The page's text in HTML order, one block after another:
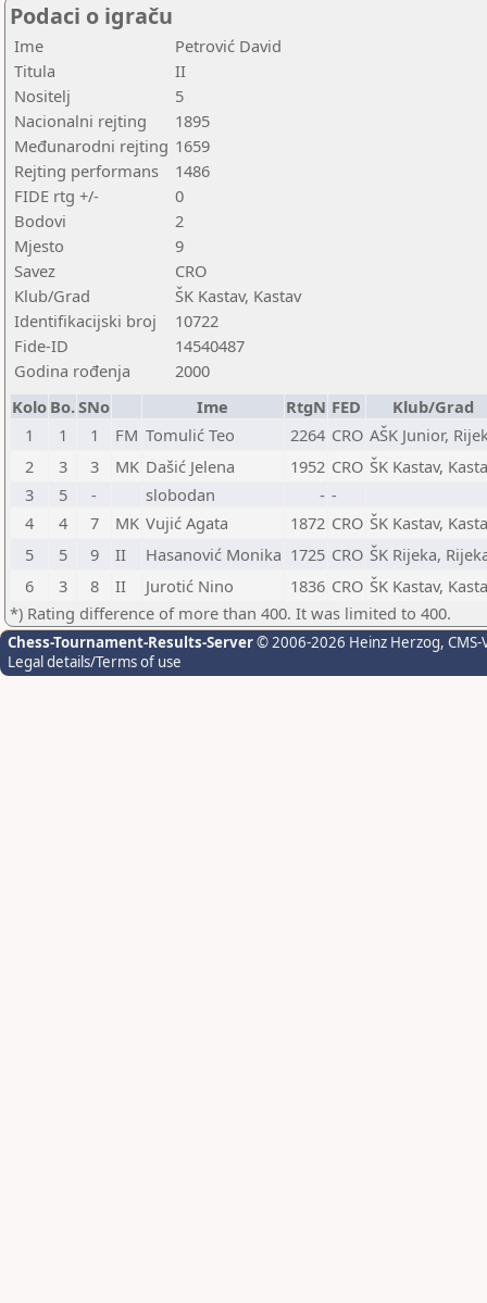
Podaci o igraču
Ime
Petrović David
Titula
II
Nositelj
5
Nacionalni rejting
1895
Međunarodni rejting 1659
Rejting performans
1486
FIDE rtg +/-
0
Bodovi
2
Mjesto
9
Savez
CRO
Klub/Grad
ŠK Kastav, Kastav
Identifikacijski broj
10722
Fide-ID
14540487
Godina rođenja
2000
Kolo Bo.SNo Ime RtgN FED
Klub/Grad
1
1 1 FM Tomulić Teo 2264 CRO AŠK Junior,
2
3 3 MK Dašić Jelena 1952 CRO ŠK Kastav,
3
5 - slobodan - -
4
4 7 MK Vujić Agata 1872 CRO ŠK Kastav,
5
5 9 II Hasanović Monika 1725 CRO ŠK Rijeka,
6
3 8 II Jurotić Nino 1836 CRO ŠK Kastav,
*) Rating difference of more than 400. It was limited to 400.
Chess-Tournament-Results-Server© 2006-2026 Heinz Herzog,
Legal details/Terms of use